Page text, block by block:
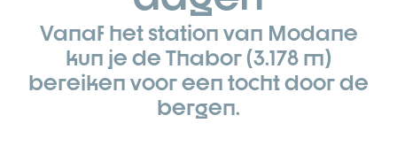
Vanaf het station van Modane
kun je de Thabor (3.178 m)
bereiken voor een tocht door de
bergen.